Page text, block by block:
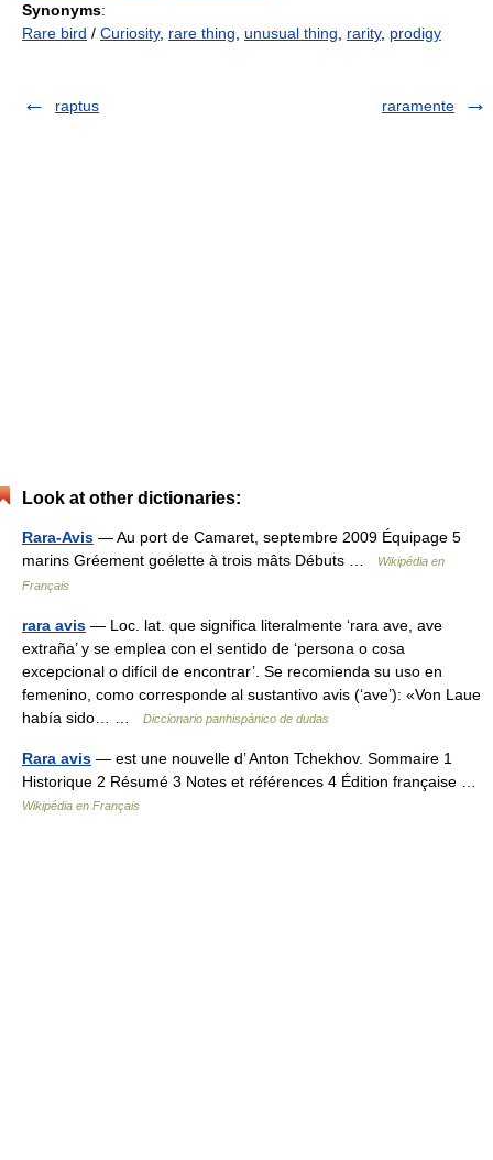
Synonyms:
Rare bird / Curiosity, rare thing unusual thing rarity, prodigy
raptus raramente
Look at other dictionaries:
Rara-Avis — Au port de Camaret, septembre 2009 Équipage 5
marins Gréement goélette à trois mâts Débuts …
Wikipédia en
Français
rara avis — Loc. lat. que significa literalmente ‘rara ave, ave
extraña’ y se emplea con el sentido de ‘persona o cosa
excepcional o difícil de encontrar’. Se recomienda su uso en
femenino, como corresponde al sustantivo avis (‘ave’): «Von Laue
había sido… …
Diccionario panhispánico de dudas
Rara avis — est une nouvelle d’ Anton Tchekhov. Sommaire 1
Historique 2 Résumé 3 Notes et références 4 Édition française …
Wikipédia en Français